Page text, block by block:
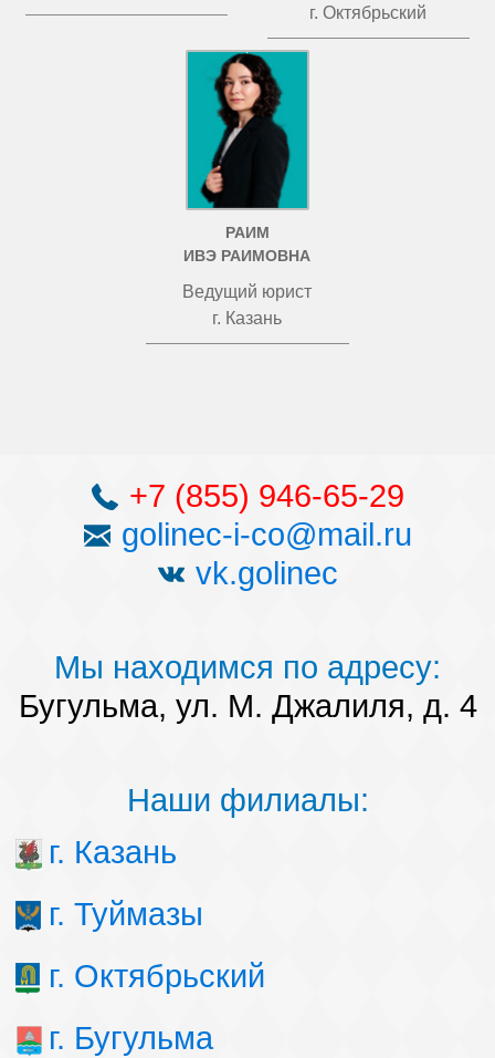
г. Октябрьский
РАИМ
ИВЭ РАИМОВНА
Ведущий юрист
г. Казань
+7 (855) 946-65-29
golinec-i-co@mail.ru
vk.golinec
Мы находимся по адресу:
Бугульма, ул. М. Джалиля, д. 4
Наши филиалы:
г. Казань
г. Туймазы
г. Октябрьский
г. Бугульма